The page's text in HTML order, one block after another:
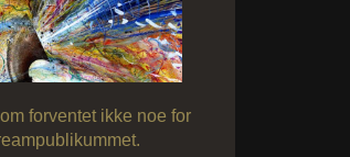
forventet ikke noe for